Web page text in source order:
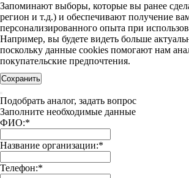
Запоминают выборы, которые вы ранее
регион и т.д.) и обеспечивают получение
персонализированного опыта при
Например, вы будете видеть больше
поскольку данные cookies помогают нам
покупательские предпочтения.
Сохранить
Подобрать аналог, задать вопрос
Заполните необходимые данные
ФИО:*
Название организации:*
Телефон:*